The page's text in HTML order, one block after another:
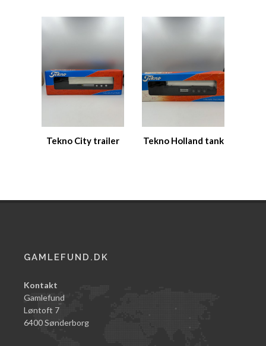
Tekno City trailer Tekno Holland tank
GAMLEFUND.DK
Kontakt
Gamlefund
Løntoft 7
6400 Sønderborg